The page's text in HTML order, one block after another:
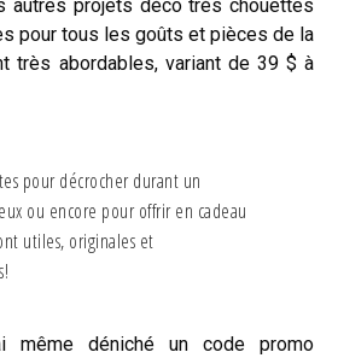
autres projets déco très chouettes
pour tous les goûts et pièces de la
très abordables, variant de 39 $ à
pour décrocher durant un
ou encore pour offrir en cadeau
utiles, originales et
déniché un code promo